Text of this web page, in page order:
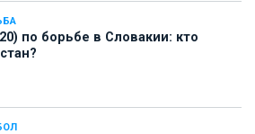
по борьбе в Словакии: кто